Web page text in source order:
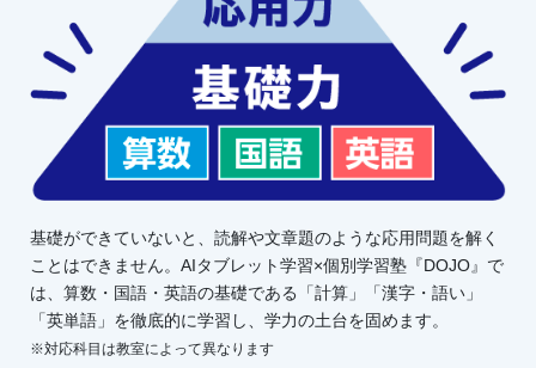
基礎ができていないと、読解や文章題のような応用問題を解く
ことはできません。AIタブレット学習×個別学習塾『DOJO』で
は、算数・国語・英語の基礎である「計算」「漢字・語い」
「英単語」を徹底的に学習し、学力の土台を固めます。
※対応科目は教室によって異なります